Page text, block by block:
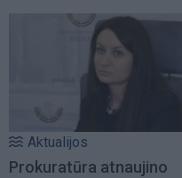
Aktualijos
Prokuratūra atnaujino